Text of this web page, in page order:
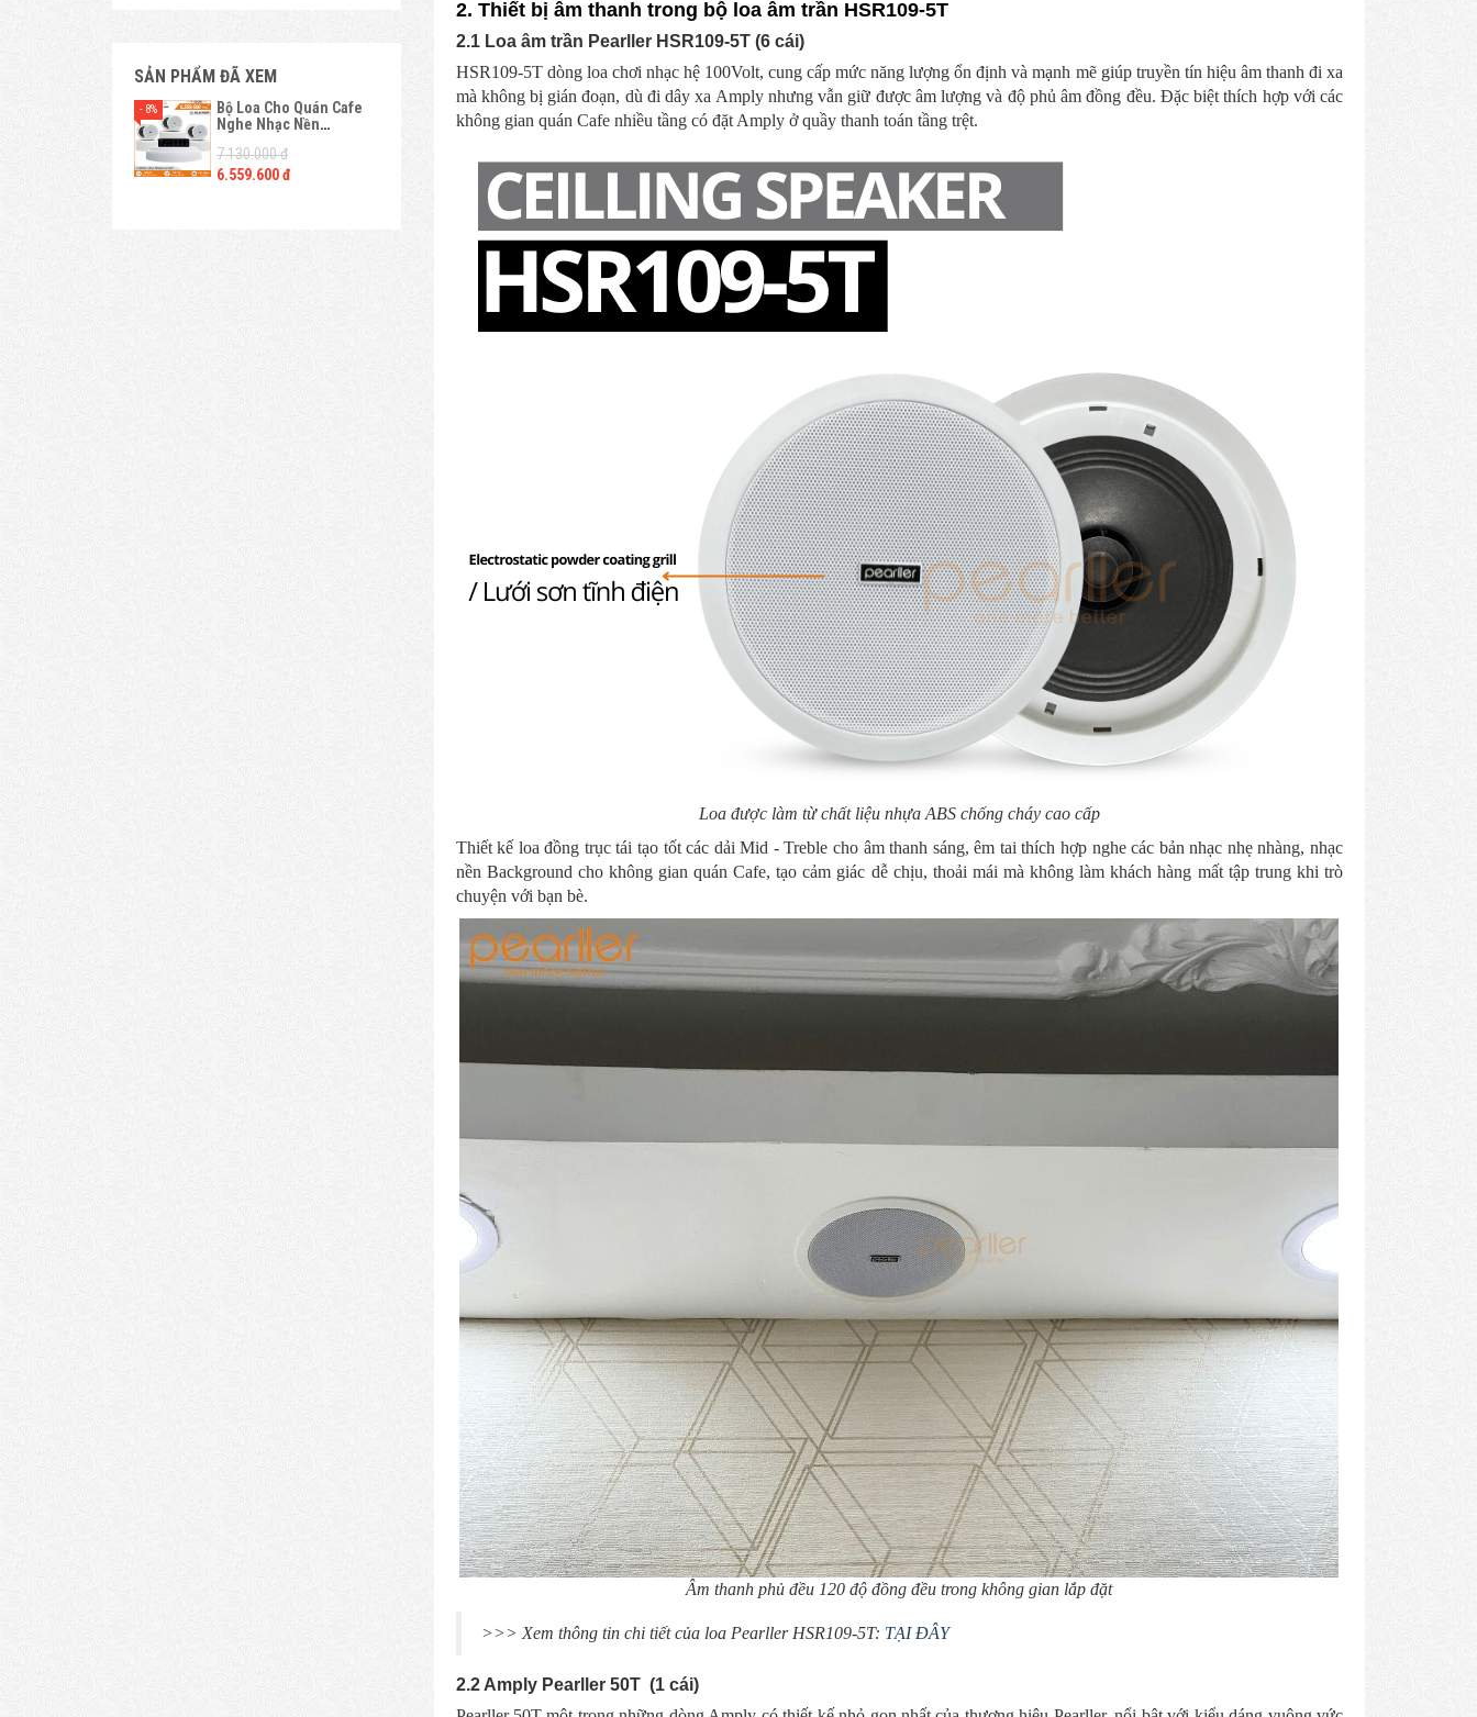
2. Thiết bị âm thanh trong bộ loa âm trần HSR109-5T
2.1 Loa âm trần Pearller HSR109-5T (6 cái)
HSR109-5T dòng loa chơi nhạc hệ 100Volt, cung cấp mức năng lượng ổn định và mạnh mẽ giúp truyền tín hiệu âm thanh đi xa
mà không bị gián đoạn, dù đi dây xa Amply nhưng vẫn giữ được âm lượng và độ phủ âm đồng đều. Đặc biệt thích hợp với các
không gian quán Cafe nhiều tầng có đặt Amply ở quầy thanh toán tầng trệt.
Loa được làm từ chất liệu nhựa ABS chống cháy cao cấp
Thiết kế loa đồng trục tái tạo tốt các dải Mid - Treble cho âm thanh sáng, êm tai thích hợp nghe các bản nhạc nhẹ nhàng, nhạc
nền Background cho không gian quán Cafe, tạo cảm giác dễ chịu, thoải mái mà không làm khách hàng mất tập trung khi trò
chuyện với bạn bè.
Âm thanh phủ đều 120 độ đồng đều trong không gian lắp đặt
>>> Xem thông tin chi tiết của loa Pearller HSR109-5T: TẠI ĐÂY
2.2 Amply Pearller 50T (1 cái)
SẢN PHẨM ĐÃ XEM
Bộ Loa Cho Quán Cafe
Nghe Nhạc Nền
7.130.000 đ
6.559.600 đ
- 8%